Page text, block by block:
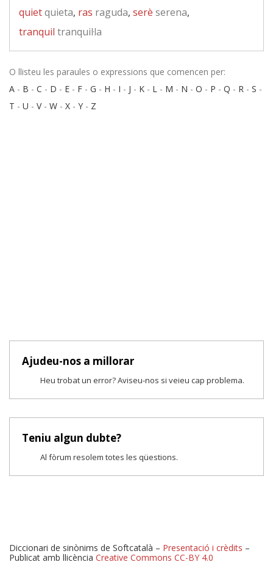
quietquieta, ras raguda, serè serena,
tranquil tranquil·la
O llisteu les paraules o expressions que comencen per:
A - B - C - D - E - F - G - H - I - J - K - L - M - N - O - P - Q - R - S -
T - U - V- W - X - Y - Z
Ajudeu-nos a millorar
Heu trobat un error? Aviseu-nos si veieu cap problema.
Teniu algun dubte?
Al fòrum resolem totes les qüestions.
Diccionari de sinònims de Softcatalà – Presentació i crèdits –
Publicat amb llicència Creative Commons CC-BY 4.0